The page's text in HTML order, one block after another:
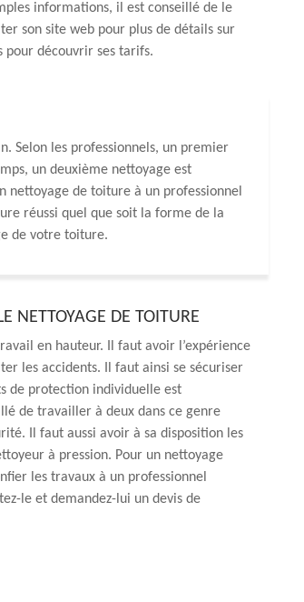
informations, il est conseillé de le
son site web pour plus de détails sur
pour découvrir ses tarifs.
Selon les professionnels, un premier
un deuxième nettoyage est
nettoyage de toiture à un professionnel
réussi quel que soit la forme de la
de votre toiture.
NETTOYAGE DE TOITURE
en hauteur. Il faut avoir l’expérience
les accidents. Il faut ainsi se sécuriser
de protection individuelle est
de travailler à deux dans ce genre
Il faut aussi avoir à sa disposition les
à pression. Pour un nettoyage
les travaux à un professionnel
le et demandez-lui un devis de